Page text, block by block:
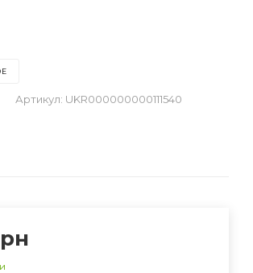
Артикул: UKR000000000111540